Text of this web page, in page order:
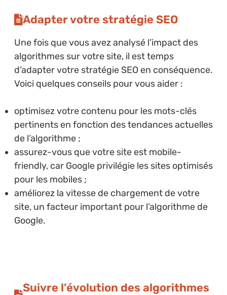
Adapter votre stratégie SEO
Une fois que vous avez analysé l’impact des
algorithmes sur votre site, il est temps
d’adapter votre stratégie SEO en conséquence.
Voici quelques conseils pour vous aider :
optimisez votre contenu pour les mots-clés
pertinents en fonction des tendances actuelles
de l’algorithme ;
assurez-vous que votre site est mobile-
friendly, car Google privilégie les sites optimisés
pour les mobiles ;
améliorez la vitesse de chargement de votre
site, un facteur important pour l’algorithme de
Google.
Suivre l’évolution des algorithmes